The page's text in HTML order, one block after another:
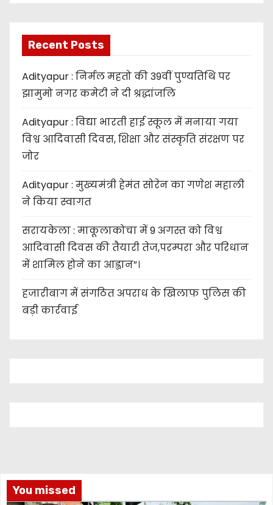
Recent Posts
Adityapur : निर्मल महतो की 39वीं पुण्यतिथि पर
झामुमो नगर कमेटी ने दी श्रद्धांजलि
Adityapur : विद्या भारती हाई स्कूल में मनाया गया
विश्व आदिवासी दिवस, शिक्षा और संस्कृति संरक्षण पर
जोर
Adityapur : मुख्यमंत्री हेमंत सोरेन का गणेश महाली
ने किया स्वागत
सरायकेला : माकूलाकोचा में 9 अगस्त को विश्व
आदिवासी दिवस की तैयारी तेज,परम्परा और परिधान
में शामिल होने का आह्वान”।
हजारीबाग में संगठित अपराध के खिलाफ पुलिस की
बड़ी कार्रवाई
You missed